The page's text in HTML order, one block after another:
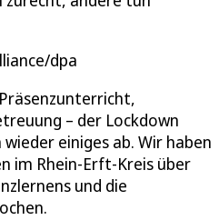
dpa
– der Lockdown
einiges ab. Wir haben
im Rhein-Erft-Kreis über
und die